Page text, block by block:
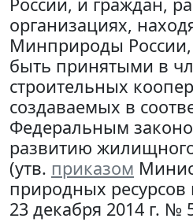
России, и граждан,
организациях,
Минприроды
быть принятыми в
строительных
создаваемых в
Федеральным
развитию
(утв. приказом
природных ресурсов
23 декабря 2014 г. №